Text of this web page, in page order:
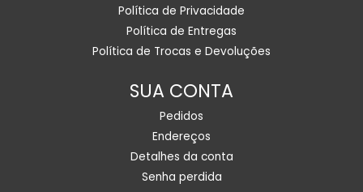
Política de Privacidade
Política de Entregas
Política de Trocas e Devoluções
SUA CONTA
Pedidos
Endereços
Detalhes da conta
Senha perdida